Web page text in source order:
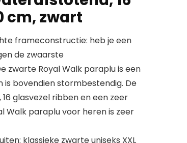
cm, zwart
frameconstructie: heb je een
de zwaarste
zwarte Royal Walk paraplu is een
bovendien stormbestendig. De
glasvezel ribben en een zeer
Walk paraplu voor heren is zeer
klassieke zwarte uniseks XXL